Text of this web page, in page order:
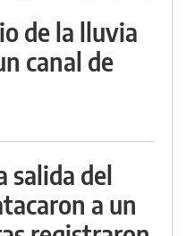
de la lluvia
canal de
salida del
a un